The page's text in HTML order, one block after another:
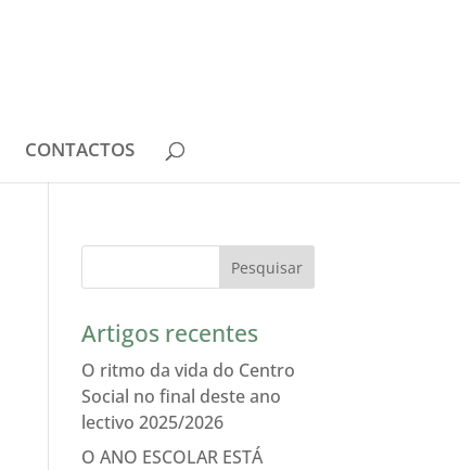
CONTACTOS
Artigos recentes
O ritmo da vida do Centro
Social no final deste ano
lectivo 2025/2026
O ANO ESCOLAR ESTÁ